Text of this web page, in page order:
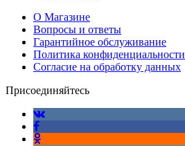
О Магазине
Вопросы и ответы
Гарантийное обслуживание
Политика конфиденциальности
Согласие на обработку данных
Присоединяйтесь